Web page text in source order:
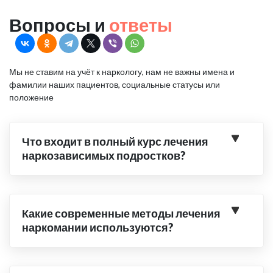
Вопросы и ответы
Мы не ставим на учёт к наркологу, нам не важны имена и
фамилии наших пациентов, социальные статусы или
положение
Что входит в полный курс лечения
наркозависимых подростков?
Какие современные методы лечения
наркомании используются?